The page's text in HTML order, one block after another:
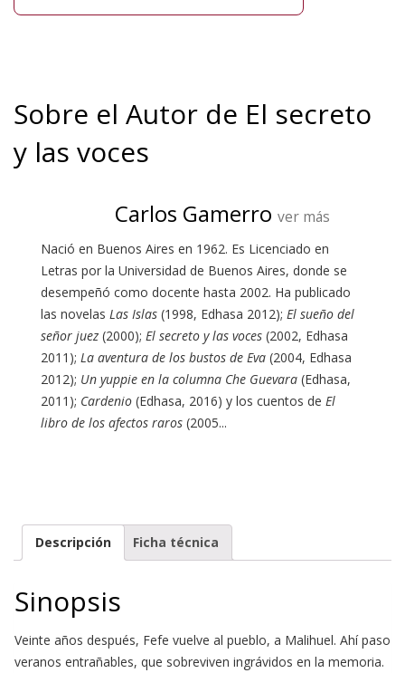
Sobre el Autor de El secreto
y las voces
Carlos Gamerro ver más
Nació en Buenos Aires en 1962. Es Licenciado en
Letras por la Universidad de Buenos Aires, donde se
desempeñó como docente hasta 2002. Ha publicado
las novelas Las Islas (1998, Edhasa 2012); El sueño del
señor juez (2000); El secreto y las voces (2002, Edhasa
2011); La aventura de los bustos de Eva (2004, Edhasa
2012); Un yuppie en la columna Che Guevara (Edhasa,
2011); Cardenio (Edhasa, 2016) y los cuentos de El
libro de los afectos raros (2005...
Descripción Ficha técnica
Sinopsis
Veinte años después, Fefe vuelve al pueblo, a Malihuel. Ahí paso
veranos entrañables, que sobreviven ingrávidos en la memoria.